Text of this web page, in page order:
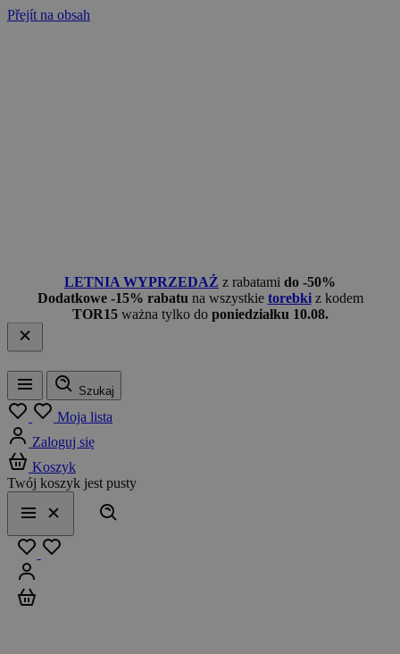
Přejít na obsah
LETNIA WYPRZEDAŻ z rabatami do -50%
Dodatkowe -15% rabatu na wszystkie torebkiz kodem
TOR15 ważna tylko do poniedziałku 10.08.
Menu
Szukaj
Moja lista
Zaloguj się
Koszyk
Twój koszyk jest pusty
Menu
Zamknij